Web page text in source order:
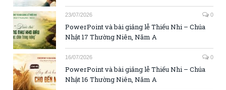
23/07/2026 0
PowerPoint và bài giảng lễ Thiếu Nhi – Chúa
Nhật 17 Thường Niên, Năm A
16/07/2026 0
PowerPoint và bài giảng lễ Thiếu Nhi – Chúa
Nhật 16 Thường Niên, Năm A